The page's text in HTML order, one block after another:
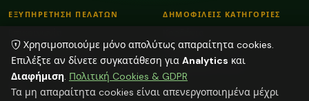
ΕΞΥΠΗΡΕΤΗΣΗ ΠΕΛΑΤΩΝ
Τρόποι Παραγγελίας
Τρόποι Αποστολής & Πληρωμής
Blog
ΔΗΜΟΦΙΛΕΙΣ ΚΑΤΗΓΟΡΙΕΣ
Λουλούδια - Βάζα
Αποξηραμένα φυτά
Χρησιμοποιούμε μόνο απολύτως απαραίτητα cookies.
Επιλέξτε αν δίνετε συγκατάθεση για Analytics και
Διαφήμιση. Πολιτική Cookies & GDPR
Τα μη απαραίτητα cookies είναι απενεργοποιημένα μέχρι